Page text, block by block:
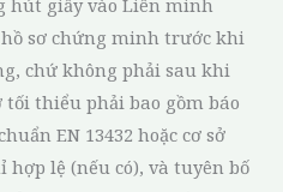
hồ sơ chứng minh trước khi
chứ không phải sau khi
tối thiểu phải bao gồm báo
EN 13432 hoặc cơ sở
lệ (nếu có), và tuyên bố